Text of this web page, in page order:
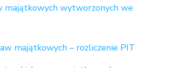
majątkowych wytworzonych we
majątkowych – rozliczenie PIT